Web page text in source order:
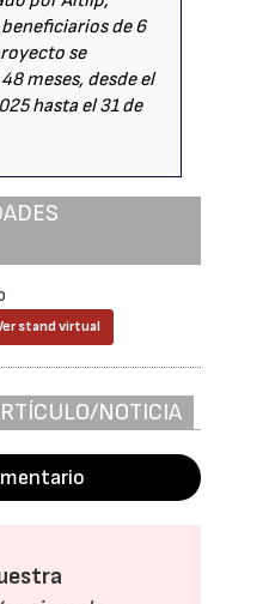
de 6
se
meses, desde el
hasta el 31 de
stand virtual
NOTICIA